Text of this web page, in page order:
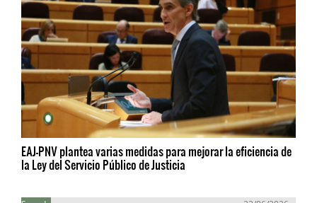
EAJ-PNV plantea varias medidas para mejorar la eficiencia de
la Ley del Servicio Público de Justicia